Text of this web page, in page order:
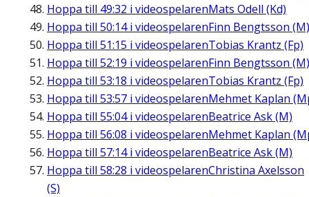
Hoppa till 49:32 i videospelarenMats Odell (Kd)
Hoppa till 50:14i videospelarenFinn Bengtsson (M)
Hoppa till 51:15 i videospelarenTobias Krantz (Fp)
Hoppa till 52:19 i videospelarenFinn Bengtsson (M)
Hoppa till 53:18 i videospelarenTobias Krantz (Fp)
Hoppa till 53:57 i videospelarenMehmet Kaplan
Hoppa till 55:04i videospelarenBeatrice Ask (M)
Hoppa till 56:08 i videospelarenMehmet Kaplan
Hoppa till 57:14i videospelarenBeatrice Ask (M)
Hoppa till 58:28 i videospelarenChristina Axelsson
(S)